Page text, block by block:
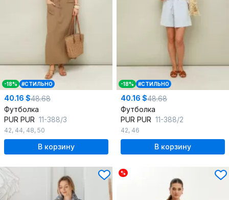
-18% #СТИЛЬНО
40.16 $48.68
Футболка
PUR PUR 11-388/3
42, 44, 48, 50
В корзину
-18% #СТИЛЬНО
40.16 $48.68
Футболка
PUR PUR 11-388/2
42, 46
В корзину
%